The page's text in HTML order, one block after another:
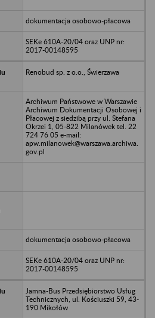
dokumentacja osobowo-płacowa
SEKe 610A-20/04 oraz UNP nr:
2017-00148595
Renobud sp. z o.o., Świerzawa
Archiwum Państwowe w Warszawie
Archiwum Dokumentacji Osobowej i
Płacowej z siedzibą przy ul. Stefana
Okrzei 1, 05-822 Milanówek tel. 22
724 76 05 e-mail:
apw.milanowek@warszawa.archiwa.
gov.pl
dokumentacja osobowo-płacowa
SEKe 610A-20/04 oraz UNP nr:
2017-00148595
Jamna-Bus Przedsiębiorstwo Usług
Technicznych, ul. Kościuszki 59, 43-
190 Mikołów